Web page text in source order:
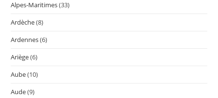
Alpes-Maritimes(33)
Ardèche(8)
Ardennes(6)
Ariège(6)
Aube(10)
Aude(9)